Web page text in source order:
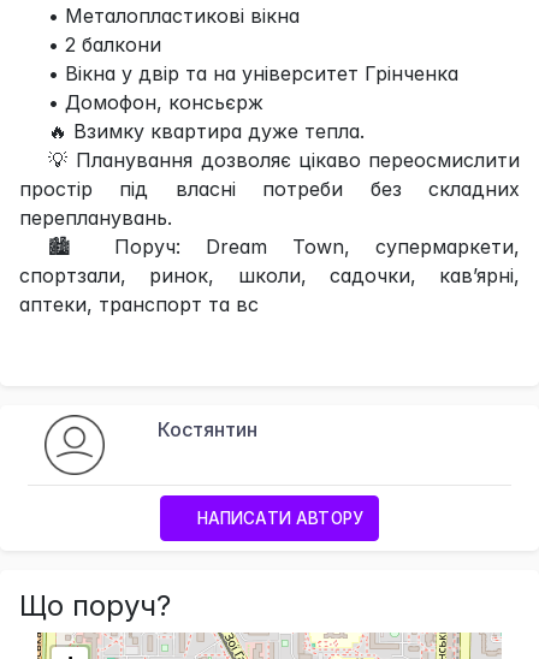
• Металопластикові вікна
• 2 балкони
• Вікна у двір та на університет Грінченка
• Домофон, консьєрж
🔥 Взимку квартира дуже тепла.
💡 Планування дозволяє цікаво переосмислити
простір під власні потреби без складних
перепланувань.
🏙️ Поруч: Dream Town, супермаркети,
спортзали, ринок, школи, садочки, кав’ярні,
аптеки, транспорт та вс
Костянтин
НАПИСАТИ АВТОРУ
Що поруч?